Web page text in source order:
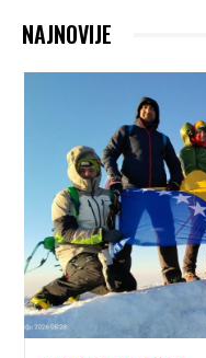
NAJNOVIJE